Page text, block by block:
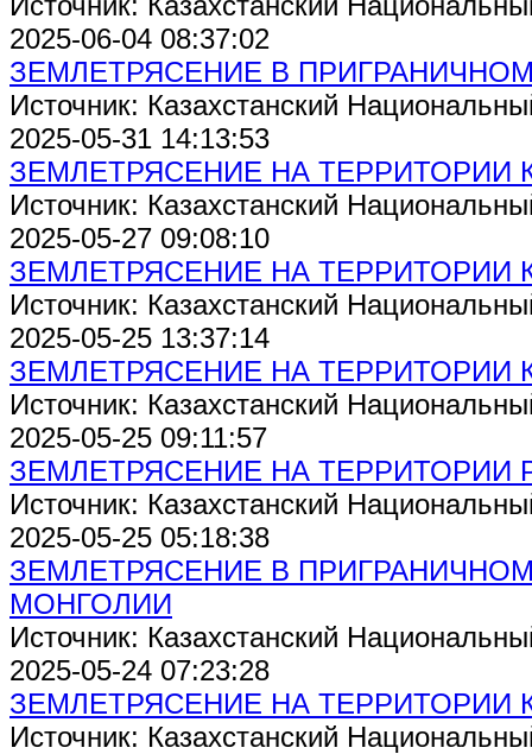
2025-06-04 08:37:02
ЗЕМЛЕТРЯСЕНИЕ В
Источник: Казахстанский
2025-05-31 14:13:53
ЗЕМЛЕТРЯСЕНИЕ НА ТЕРРИТОРИИ
Источник: Казахстанский
2025-05-27 09:08:10
ЗЕМЛЕТРЯСЕНИЕ НА ТЕРРИТОРИИ
Источник: Казахстанский
2025-05-25 13:37:14
ЗЕМЛЕТРЯСЕНИЕ НА ТЕРРИТОРИИ
Источник: Казахстанский
2025-05-25 09:11:57
ЗЕМЛЕТРЯСЕНИЕ НА ТЕРРИТОРИИ
Источник: Казахстанский
2025-05-25 05:18:38
ЗЕМЛЕТРЯСЕНИЕ В
МОНГОЛИИ
Источник: Казахстанский
2025-05-24 07:23:28
ЗЕМЛЕТРЯСЕНИЕ НА ТЕРРИТОРИИ
Источник: Казахстанский